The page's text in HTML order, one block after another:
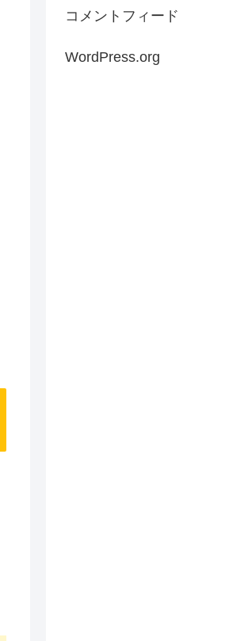
コメントフィード
WordPress.org